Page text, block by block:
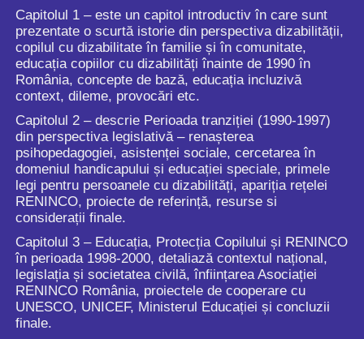
Capitolul 1 – este un capitol introductiv în care sunt
prezentate o scurtă istorie din perspectiva dizabilității,
copilul cu dizabilitate în familie și în comunitate,
educația copiilor cu dizabilități înainte de 1990 în
România, concepte de bază, educația incluzivă
context, dileme, provocări etc.
Capitolul 2 – descrie Perioada tranziției (1990-1997)
din perspectiva legislativă – renașterea
psihopedagogiei, asistenței sociale, cercetarea în
domeniul handicapului și educației speciale, primele
legi pentru persoanele cu dizabilități, apariția rețelei
RENINCO, proiecte de referință, resurse si
considerații finale.
Capitolul 3 – Educația, Protecția Copilului și RENINCO
în perioada 1998-2000, detaliază contextul național,
legislația și societatea civilă, înființarea Asociației
RENINCO România, proiectele de cooperare cu
UNESCO, UNICEF, Ministerul Educației și concluzii
finale.